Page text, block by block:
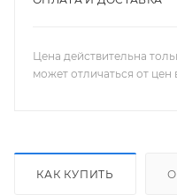
Цена действительна
может отличаться от цен
КАК КУПИТЬ